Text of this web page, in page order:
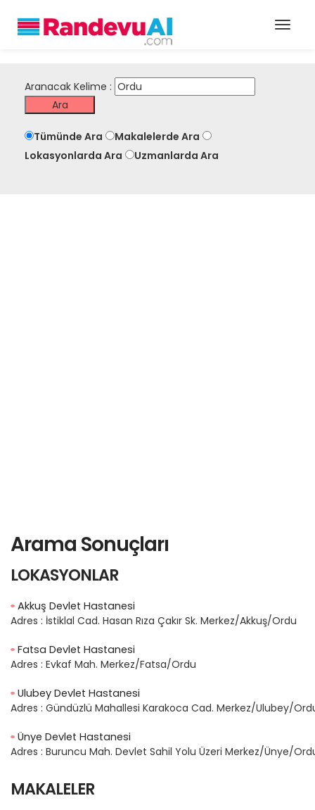
Aranacak Kelime :
Tümünde Ara
Makalelerde Ara
Lokasyonlarda Ara
Uzmanlarda Ara
Arama Sonuçları
LOKASYONLAR
Akkuş Devlet Hastanesi
Adres : İstiklal Cad. Hasan Rıza Çakır Sk. Merkez/Akkuş/Ordu
Fatsa Devlet Hastanesi
Adres : Evkaf Mah. Merkez/Fatsa/Ordu
Ulubey Devlet Hastanesi
Adres : Gündüzlü Mahallesi Karakoca Cad. Merkez/Ulubey/
Ünye Devlet Hastanesi
Adres : Buruncu Mah. Devlet Sahil Yolu Üzeri Merkez/Ünye/
MAKALELER